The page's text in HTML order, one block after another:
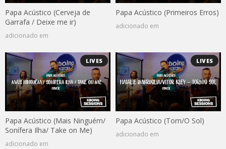
Papa Acústico (Cerveja de
Garrafa / Deixe me ir)
adicionado em
Papa Acústico (Primeiros Erros)
adicionado em
LIVES
Papa Acústico (Mais Ninguém/
Sonífera Ilha/ Take on Me)
adicionado em
LIVES
Papa Acústico (Torn/O Sol)
adicionado em